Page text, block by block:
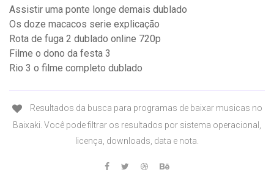
Assistir uma ponte longe demais dublado
Os doze macacos serie explicação
Rota de fuga 2 dublado online 720p
Filme o dono da festa 3
Rio 3 o filme completo dublado
Resultados da busca para programas de baixar musicas no
Baixaki. Você pode filtrar os resultados por sistema operacional,
licença, downloads, data e nota.